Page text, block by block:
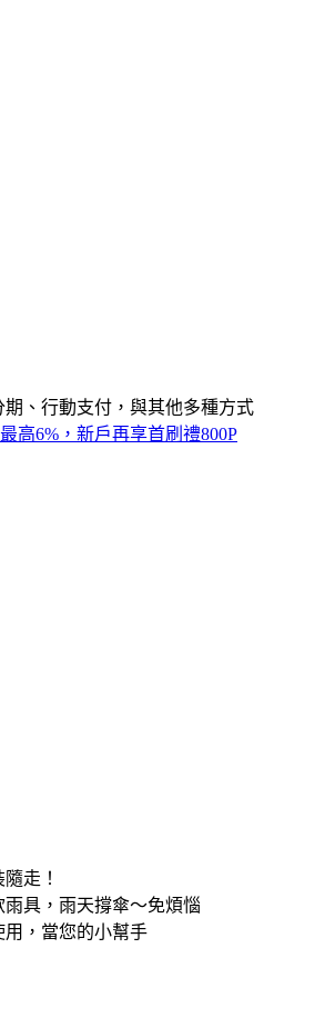
、行動支付，與其他多種方式
高6%，新戶再享首刷禮800P
走！
具，雨天撐傘～免煩惱
用，當您的小幫手